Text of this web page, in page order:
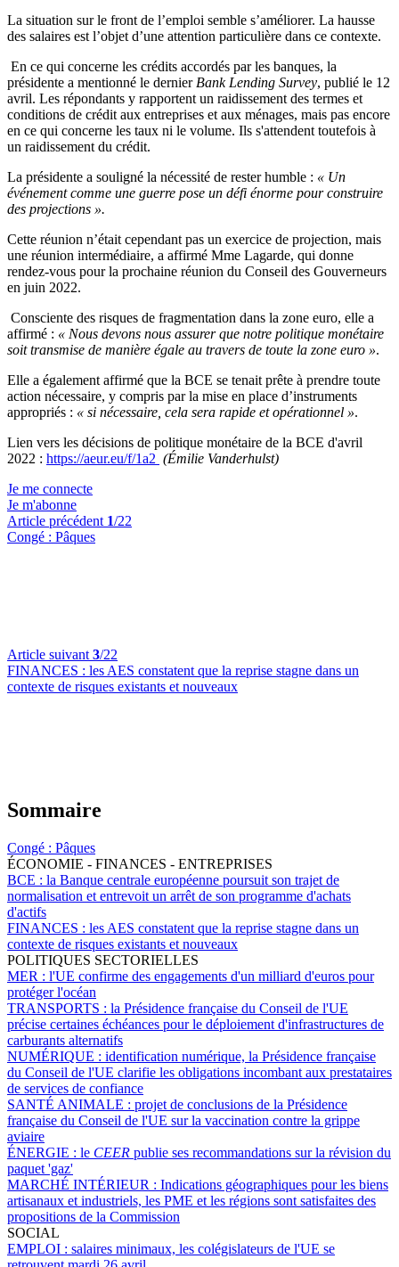
La situation sur le front de l’emploi semble s’améliorer. La hausse
des salaires est l’objet d’une attention particulière dans ce contexte.
En ce qui concerne les crédits accordés par les banques, la
présidente a mentionné le dernier Bank Lending Survey, publié le 12
avril. Les répondants y rapportent un raidissement des termes et
conditions de crédit aux entreprises et aux ménages, mais pas encore
en ce qui concerne les taux ni le volume. Ils s'attendent toutefois à
un raidissement du crédit.
La présidente a souligné la nécessité de rester humble : « Un
événement comme une guerre pose un défi énorme pour construire
des projections ».
Cette réunion n’était cependant pas un exercice de projection, mais
une réunion intermédiaire, a affirmé Mme Lagarde, qui donne
rendez-vous pour la prochaine réunion du Conseil des Gouverneurs
en juin 2022.
Consciente des risques de fragmentation dans la zone euro, elle a
affirmé : « Nous devons nous assurer que notre politique monétaire
soit transmise de manière égale au travers de toute la zone euro ».
Elle a également affirmé que la BCE se tenait prête à prendre toute
action nécessaire, y compris par la mise en place d’instruments
appropriés : « si nécessaire, cela sera rapide et opérationnel ».
Lien vers les décisions de politique monétaire de la BCE d'avril
2022 : https://aeur.eu/f/1a2 (Émilie Vanderhulst)
Je me connecte
Je m'abonne
Article précédent 1/22
Congé : Pâques
Article suivant 3/22
FINANCES : les AES constatent que la reprise stagne dans un
contexte de risques existants et nouveaux
Sommaire
Congé : Pâques
ÉCONOMIE - FINANCES - ENTREPRISES
BCE : la Banque centrale européenne poursuit son trajet de
normalisation et entrevoit un arrêt de son programme d'achats
d'actifs
FINANCES : les AES constatent que la reprise stagne dans un
contexte de risques existants et nouveaux
POLITIQUES SECTORIELLES
MER : l'UE confirme des engagements d'un milliard d'euros pour
protéger l'océan
TRANSPORTS : la Présidence française du Conseil de l'UE
précise certaines échéances pour le déploiement d'infrastructures de
carburants alternatifs
NUMÉRIQUE : identification numérique, la Présidence française
du Conseil de l'UE clarifie les obligations incombant aux prestataires
de services de confiance
SANTÉ ANIMALE : projet de conclusions de la Présidence
française du Conseil de l'UE sur la vaccination contre la grippe
aviaire
ÉNERGIE : le CEER publie ses recommandations sur la révision du
paquet 'gaz'
MARCHÉ INTÉRIEUR : Indications géographiques pour les biens
artisanaux et industriels, les PME et les régions sont satisfaites des
propositions de la Commission
SOCIAL
EMPLOI : salaires minimaux, les colégislateurs de l'UE se